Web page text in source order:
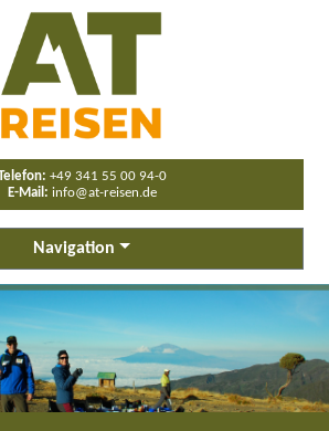
+49 341 55 00 94-0
E-Mail: info@at-reisen.de
Navigation